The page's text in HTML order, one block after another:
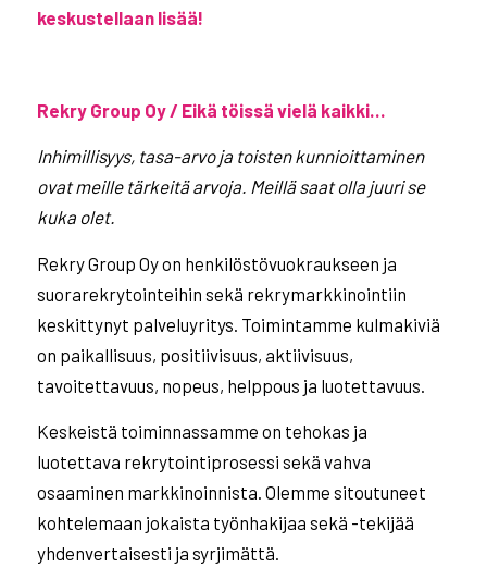
keskustellaan lisää!
Rekry Group Oy / Eikä töissä vielä kaikki…
Inhimillisyys, tasa-arvo ja toisten kunnioittaminen
ovat meille tärkeitä arvoja. Meillä saat olla juuri se
kuka olet.
Rekry Group Oy on henkilöstövuokraukseen ja
suorarekrytointeihin sekä rekrymarkkinointiin
keskittynyt palveluyritys. Toimintamme kulmakiviä
on paikallisuus, positiivisuus, aktiivisuus,
tavoitettavuus, nopeus, helppous ja luotettavuus.
Keskeistä toiminnassamme on tehokas ja
luotettava rekrytointiprosessi sekä vahva
osaaminen markkinoinnista. Olemme sitoutuneet
kohtelemaan jokaista työnhakijaa sekä -tekijää
yhdenvertaisesti ja syrjimättä.